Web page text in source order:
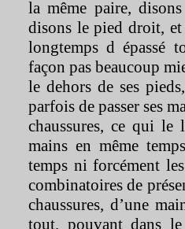
la même paire,
disons le pied droit, et
longtemps d épassé
façon pas beaucoup
le dehors de ses
parfois de passer ses
chaussures, ce qui le
mains en même
temps ni forcément
combinatoires de
chaussures, d’une
tout, pouvant dans